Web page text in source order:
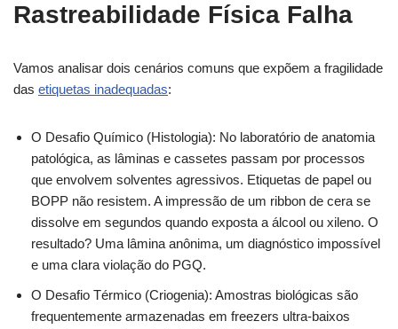
Rastreabilidade Física Falha
Vamos analisar dois cenários comuns que expõem a fragilidade
das etiquetas inadequadas:
O Desafio Químico (Histologia): No laboratório de anatomia
patológica, as lâminas e cassetes passam por processos
que envolvem solventes agressivos. Etiquetas de papel ou
BOPP não resistem. A impressão de um ribbon de cera se
dissolve em segundos quando exposta a álcool ou xileno. O
resultado? Uma lâmina anônima, um diagnóstico impossível
e uma clara violação do PGQ.
O Desafio Térmico (Criogenia): Amostras biológicas são
frequentemente armazenadas em freezers ultra-baixos